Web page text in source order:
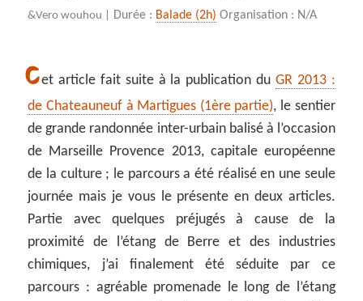
&Vero wouhou |
Durée : Balade (2h) Organisation : N/A
Cet article fait suite à la publication du GR 2013 :
de Chateauneuf à Martigues (1ère partie), le sentier
de grande randonnée inter-urbain balisé à l’occasion
de Marseille Provence 2013, capitale européenne
de la culture ; le parcours a été réalisé en une seule
journée mais je vous le présente en deux articles.
Partie avec quelques préjugés à cause de la
proximité de l’étang de Berre et des industries
chimiques, j’ai finalement été séduite par ce
parcours : agréable promenade le long de l’étang